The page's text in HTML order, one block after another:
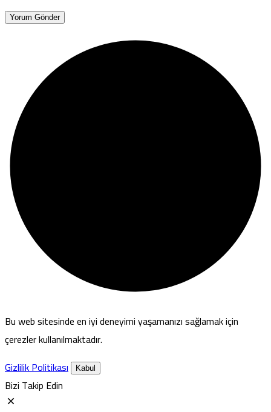
Yorum Gönder
Bu web sitesinde en iyi deneyimi yaşamanızı sağlamak için
çerezler kullanılmaktadır.
Gizlilik Politikası
Kabul
Bizi Takip Edin